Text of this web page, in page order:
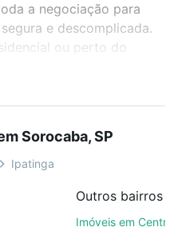
a negociação para
e descomplicada.
ou perto do
1 quarto à venda em
conquistar seu sonho.
você ainda conta com
te ajudando
Sorocaba, SP
Ipatinga
Outros bairros
Imóveis em Centro